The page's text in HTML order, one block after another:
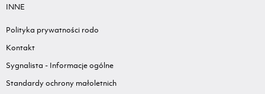
INNE
Polityka prywatności rodo
Kontakt
Sygnalista - Informacje ogólne
Standardy ochrony małoletnich